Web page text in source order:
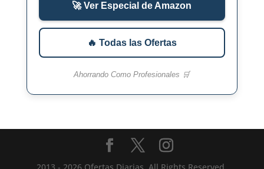
🚀 Ver Especial de Amazon
🔥 Todas las Ofertas
Ahorrando Como Profesionales 🛒